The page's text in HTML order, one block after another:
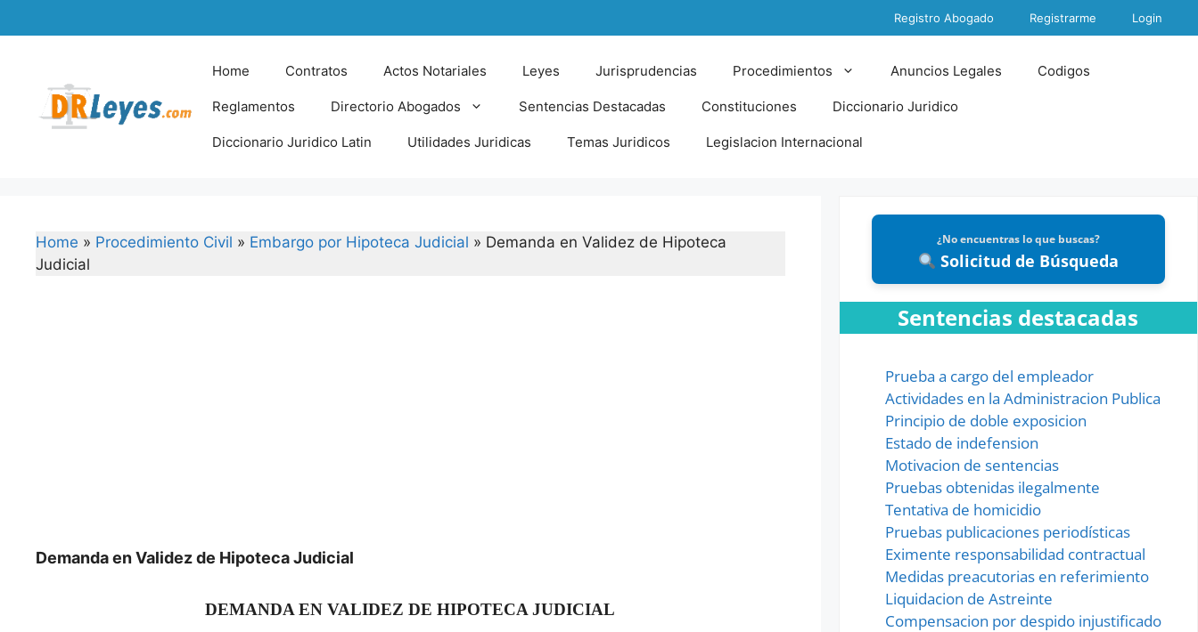
to
Registro Abogado Registrarme Login
Home Contratos Actos Notariales Leyes Jurisprudencias Procedimientos Anuncios Legales Codigos
Reglamentos Directorio Abogados Sentencias Destacadas Constituciones Diccionario Juridico
Diccionario Juridico Latin Utilidades Juridicas Temas Juridicos Legislacion Internacional
Home » Procedimiento Civil » Embargo por Hipoteca Judicial » Demanda en Validez de Hipoteca
Judicial
Demanda en Validez de Hipoteca Judicial
DEMANDA EN VALIDEZ DE HIPOTECA JUDICIAL
¿No encuentras lo que buscas?
Solicitud de Búsqueda
Sentencias destacadas
Prueba a cargo del empleador
Actividades en la Administracion Publica
Principio de doble exposicion
Estado de indefension
Motivacion de sentencias
Pruebas obtenidas ilegalmente
Tentativa de homicidio
Pruebas publicaciones periodísticas
Eximente responsabilidad contractual
Medidas preacutorias en referimiento
Liquidacion de Astreinte
Compensacion por despido injustificado